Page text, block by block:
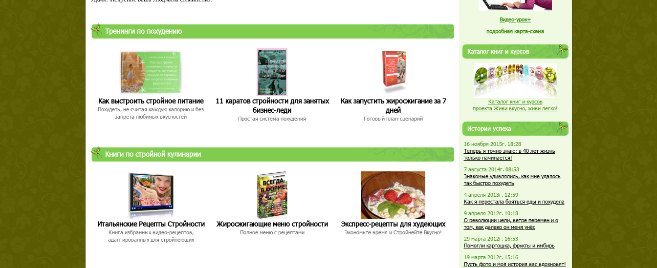
Тренинги по похудению
Как выстроить стройное питание
Похудеть, не считая каждую калорию и без
запрета любимых вкусностей
11 каратов стройности для занятых
бизнес-леди
Простая система похудения
Как запустить жиросжигание за 7
дней
Готовый план-сценарий
Книги по стройной кулинарии
Итальянские Рецепты Стройности
Книга избранных видео-рецептов,
адаптированных для стройнеющих
Жиросжигающие меню стройности
Полное меню с рецептами
Экспресс-рецепты для худеющих
Экономьте время и Стройнейте Вкусно!
Видео-урок+
подробная карта-схема
Каталог книг и курсов
Каталог книг и курсов
проекта Живи вкусно, живи легко!
Истории успеха
16 ноября 2015г. 18:28
Теперь я точно знаю: в 40 лет жизнь
только начинается!
7 августа 2014г. 08:53
Знакомые удивлялись, как мне удалось
так быстро похудеть
4 апреля 2013г. 12:59
Как я перестала бояться еды и похудела
9 апреля 2012г. 10:18
О революции цели, ветре перемен и о
том, как далеко он меня унёс
29 марта 2012г. 16:53
Помогли картошка, фрукты и имбирь
19 марта 2012г. 15:16
Пусть фото и моя история вас вдохновят!